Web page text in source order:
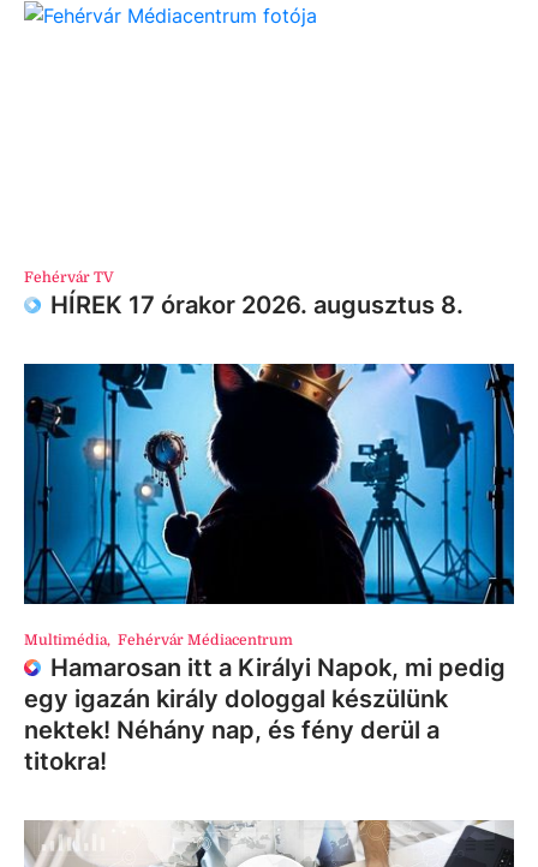
Fehérvár TV
HÍREK 17 órakor 2026. augusztus 8.
Multimédia, Fehérvár Médiacentrum
Hamarosan itt a Királyi Napok, mi pedig
egy igazán király dologgal készülünk
nektek! Néhány nap, és fény derül a
titokra!